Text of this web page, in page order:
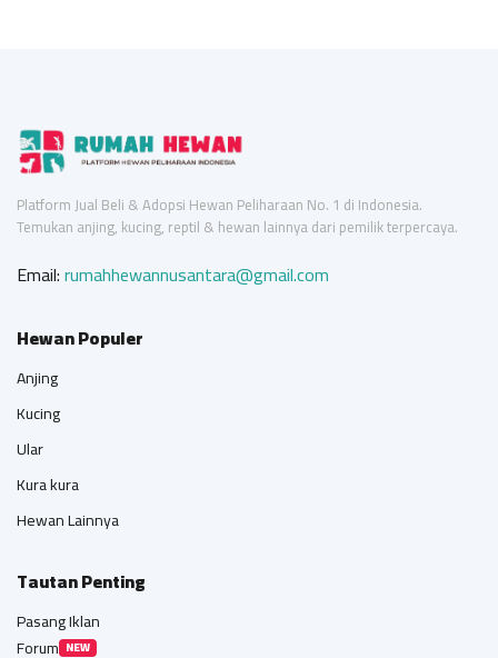
Platform Jual Beli & Adopsi Hewan Peliharaan No. 1 di Indonesia.
Temukan anjing, kucing, reptil & hewan lainnya dari pemilik terpercaya.
Email:rumahhewannusantara@gmail.com
Hewan Populer
Anjing
Kucing
Ular
Kura kura
Hewan Lainnya
Tautan Penting
Pasang Iklan
Forum NEW